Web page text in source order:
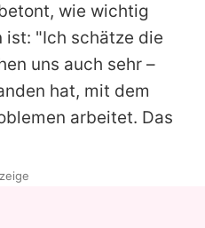
wie wichtig
ist: "Ich schätze die
uns auch sehr –
hat, mit dem
arbeitet. Das